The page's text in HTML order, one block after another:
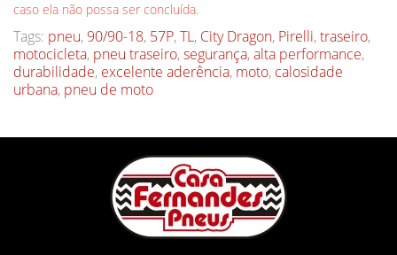
caso ela não possa ser concluída.
Tags: pneu, 90/90-18, 57P,TL, City Dragon, Pirelli,traseiro,
motocicleta, pneu traseiro,segurança,alta performance,
durabilidade, excelente aderência, moto, calosidade
urbana, pneu de moto